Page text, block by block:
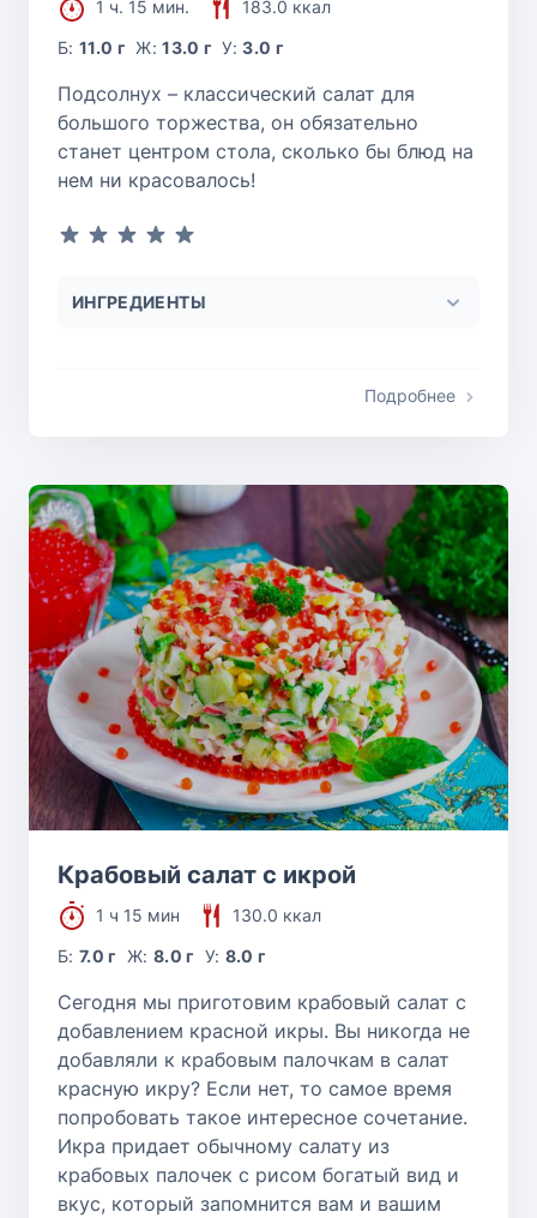
1 ч. 15 мин.
183.0 ккал
Б:11.0 г Ж:13.0 г У:3.0 г
Подсолнух – классический салат для
большого торжества, он обязательно
станет центром стола, сколько бы блюд на
нем ни красовалось!
ИНГРЕДИЕНТЫ
Подробнее
Крабовый салат с икрой
1 ч 15 мин
130.0 ккал
Б:7.0 г Ж: 8.0 г У: 8.0 г
Сегодня мы приготовим крабовый салат с
добавлением красной икры. Вы никогда не
добавляли к крабовым палочкам в салат
красную икру? Если нет, то самое время
попробовать такое интересное сочетание.
Икра придает обычному салату из
крабовых палочек с рисом богатый вид и
вкус, который запомнится вам и вашим